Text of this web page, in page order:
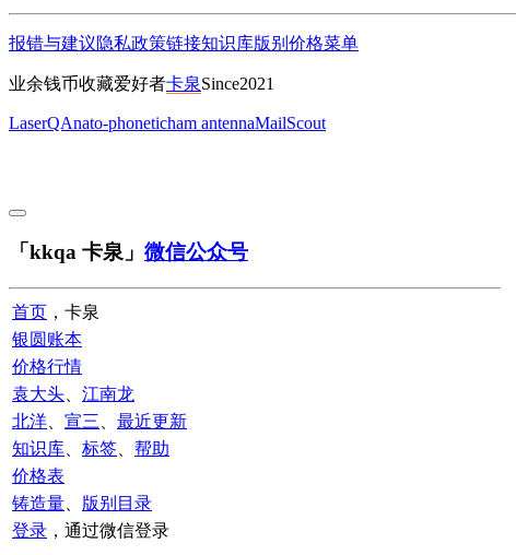
报错与建议隐私政策链接知识库版别 价格菜单
业余钱币收藏爱好者卡泉Since2021
LaserQAnato-phoneticham antennaMailScout
「kkqa 卡泉」 微信公众号
首页 ，卡泉
银圆账本
价格行情
袁大头
江南龙
北洋
宣三
最近更新
知识库
标签
帮助
价格表
铸造量
版别目录
登录 ，通过微信登录